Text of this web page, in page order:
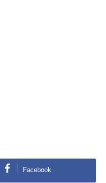
Facebook